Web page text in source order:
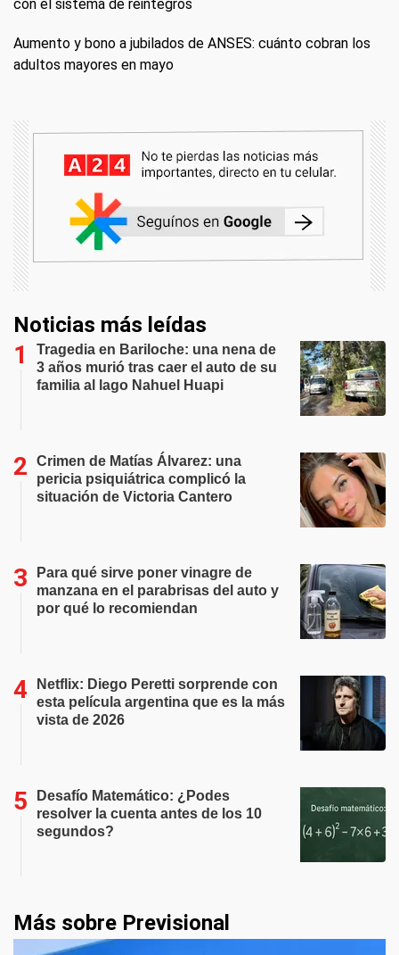
con el sistema de reintegros
Aumento y bono a jubilados de ANSES: cuánto cobran los
adultos mayores en mayo
Noticias más leídas
Tragedia en Bariloche: una nena de
3 años murió tras caer el auto de su
familia al lago Nahuel Huapi
Crimen de Matías Álvarez: una
pericia psiquiátrica complicó la
situación de Victoria Cantero
Para qué sirve poner vinagre de
manzana en el parabrisas del auto y
por qué lo recomiendan
Netflix: Diego Peretti sorprende con
esta película argentina que es la más
vista de 2026
Desafío Matemático: ¿Podes
resolver la cuenta antes de los 10
segundos?
Más sobre Previsional